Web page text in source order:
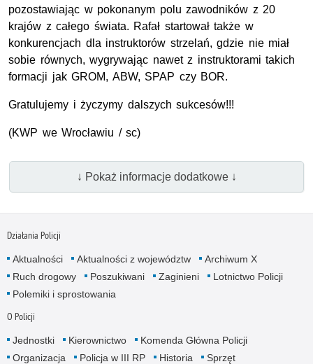
pozostawiając w pokonanym polu zawodników z 20
krajów z całego świata. Rafał startował także w
konkurencjach dla instruktorów strzelań, gdzie nie miał
sobie równych, wygrywając nawet z instruktorami takich
formacji jak GROM, ABW, SPAP czy BOR.
Gratulujemy i życzymy dalszych sukcesów!!!
(KWP we Wrocławiu / sc)
↓ Pokaż informacje dodatkowe ↓
Działania Policji
Aktualności Aktualności z województw
Archiwum X
Ruch drogowy
Poszukiwani Zaginieni
Lotnictwo Policji
Polemiki i sprostowania
O Policji
Jednostki Kierownictwo
Komenda Główna Policji
Organizacja
Policja w III RP Historia
Sprzęt